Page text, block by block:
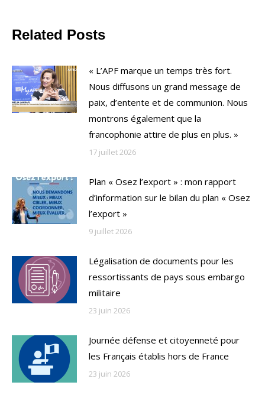
Related Posts
« L’APF marque un temps très fort.
Nous diffusons un grand message de
paix, d’entente et de communion. Nous
montrons également que la
francophonie attire de plus en plus. »
17 juillet 2026
Plan « Osez l’export » : mon rapport
d’information sur le bilan du plan « Osez
l’export »
9 juillet 2026
Légalisation de documents pour les
ressortissants de pays sous embargo
militaire
23 juin 2026
Journée défense et citoyenneté pour
les Français établis hors de France
23 juin 2026